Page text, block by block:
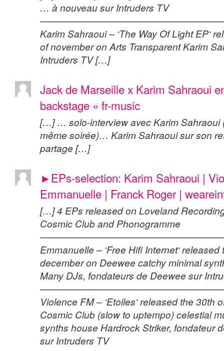
… à nouveau sur Intruders TV
Karim Sahraoui – ‘The Way Of Light EP‘
of november on Arts Transparent Karim
Intruders TV […]
Jack de Marseille x Karim Sahraoui
backstage « fr-music
[…] … solo-interview avec Karim Sahraoui
même soirée)… Karim Sahraoui sur son
partage […]
►EPs-selection: Karim Sahraoui |
Emmanuelle | Franck Roger |
[…] 4 EPs released on Loveland
Cosmic Club and Phonogramme
Emmanuelle ‎– ‘Free Hifi Internet‘ released
december on Deewee catchy minimal
Many DJs, fondateurs de Deewee sur
Violence FM – ‘Etoiles‘ released the 30th
Cosmic Club (slow to uptempo) celestial
synths house Hardrock Striker, fondateur
sur Intruders TV